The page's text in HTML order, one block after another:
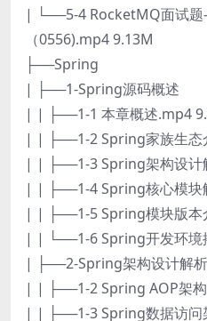
| └──5-4 RocketMQ面试
（0556).mp4 9.13M
├──Spring
| ├──1-Spring源码概述
| | ├──1-1 本章概述.mp4
| | ├──1-2 Spring家族生态
| | ├──1-3 Spring架构设计
| | ├──1-4 Spring核心模块
| | ├──1-5 Spring模块版本
| | └──1-6 Spring开发环境
| ├──2-Spring架构设计解
| | ├──1-2 Spring AOP架
| | ├──1-3 Spring数据访问